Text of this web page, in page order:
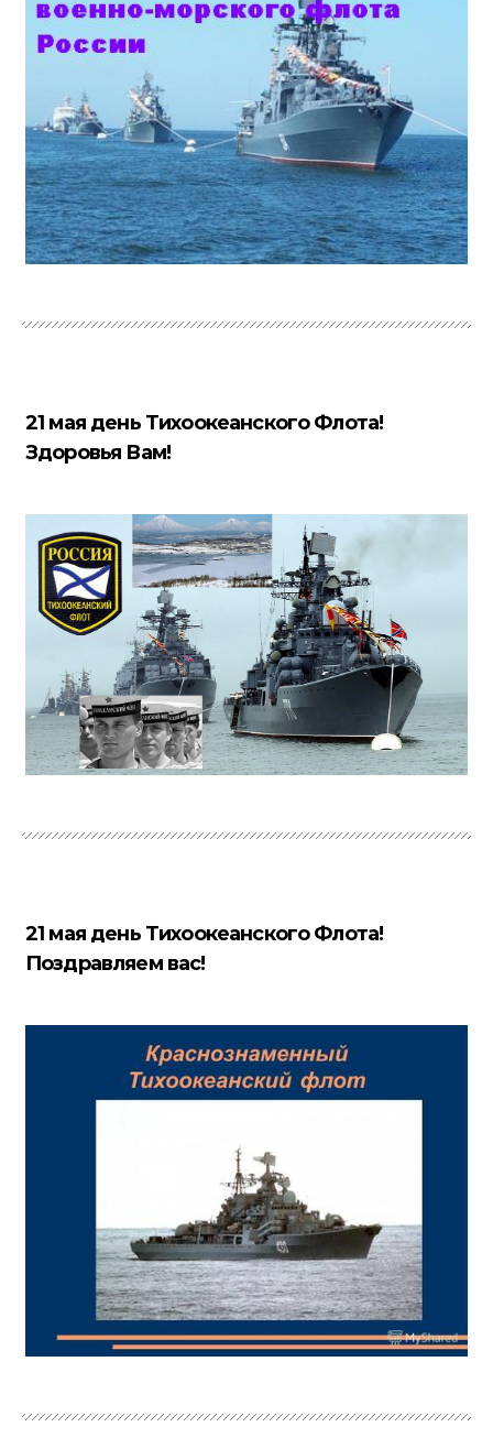
21 мая день Тихоокеанского Флота!
Здоровья Вам!
21 мая день Тихоокеанского Флота!
Поздравляем вас!